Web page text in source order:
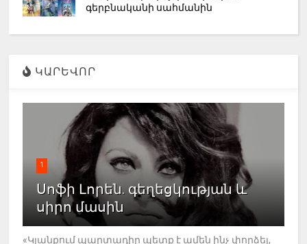
գերբնականի սահմանին
ԿԱՐԵՎՈՐ
1
Սոֆի Լորեն. գեղեցկության և
սիրո մասին
«Կյանքում պարտադիր պետք է ամեն ինչ փորձել,